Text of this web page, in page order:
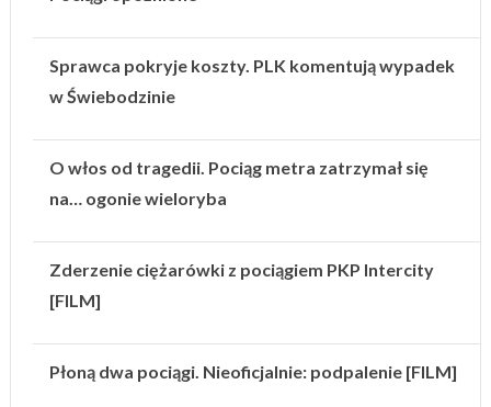
Sprawca pokryje koszty. PLK komentują wypadek
w Świebodzinie
O włos od tragedii. Pociąg metra zatrzymał się
na… ogonie wieloryba
Zderzenie ciężarówki z pociągiem PKP Intercity
[FILM]
Płoną dwa pociągi. Nieoficjalnie: podpalenie [FILM]